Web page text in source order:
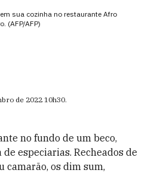
sua cozinha no restaurante Afro
(AFP/AFP)
de 2022 10h30.
no fundo de um beco,
especiarias. Recheados de
camarão, os dim sum,